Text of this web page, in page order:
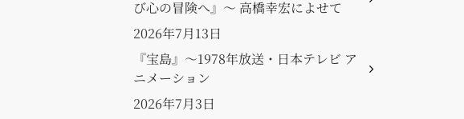
び心の冒険へ』〜 高橋幸宏によせて
2026年7月13日
『宝島』〜1978年放送・日本テレビ ア
ニメーション
2026年7月3日